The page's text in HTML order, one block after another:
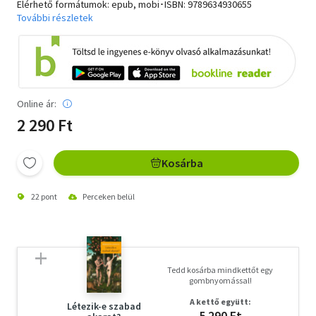
Elérhető formátumok: epub, mobi･ISBN: 9789634930655
További részletek
Online ár:
2 290 Ft
Kosárba
22 pont Perceken belül
Létezik-e szabad
Tedd kosárba mindkettőt egy
gombnyomással!
A kettő együtt: